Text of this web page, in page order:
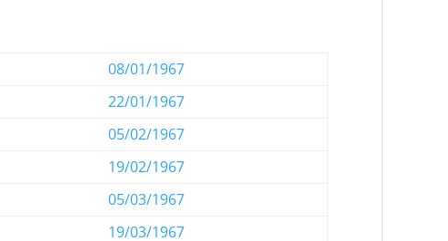
08/01/1967
22/01/1967
05/02/1967
19/02/1967
05/03/1967
19/03/1967